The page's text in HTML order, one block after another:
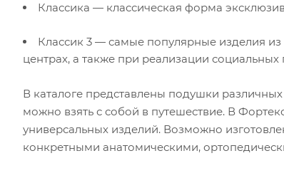
Классика — классическая форма
Классик 3 — самые популярные изделия
центрах, а также при реализации
В каталоге представлены подушки
можно взять с собой в путешествие. В
универсальных изделий. Возможно
конкретными анатомическими,